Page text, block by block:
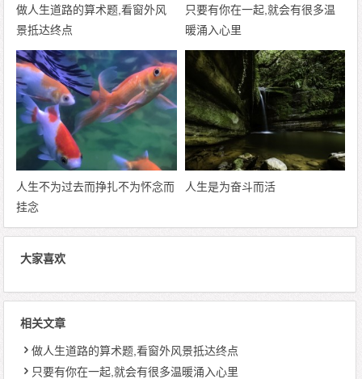
做人生道路的算术题,看窗外风
景抵达终点
只要有你在一起,就会有很多温
暖涌入心里
人生不为过去而挣扎不为怀念而
挂念
人生是为奋斗而活
大家喜欢
相关文章
做人生道路的算术题,看窗外风景抵达终点
只要有你在一起,就会有很多温暖涌入心里